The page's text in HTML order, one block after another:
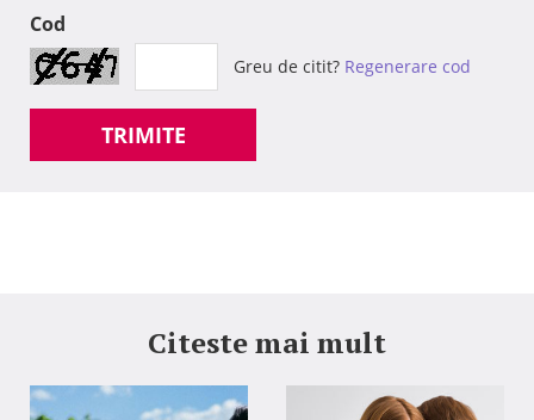
Cod
Greu de citit? Regenerare cod
TRIMITE
Citeste mai mult